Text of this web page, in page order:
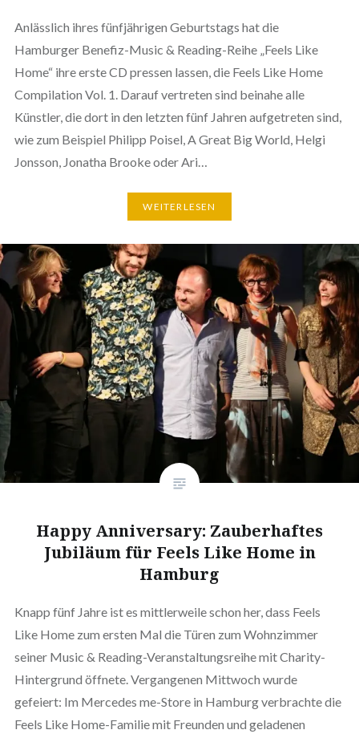
Anlässlich ihres fünfjährigen Geburtstags hat die
Hamburger Benefiz-Music & Reading-Reihe „Feels Like
Home“ ihre erste CD pressen lassen, die Feels Like Home
Compilation Vol. 1. Darauf vertreten sind beinahe alle
Künstler, die dort in den letzten fünf Jahren aufgetreten sind,
wie zum Beispiel Philipp Poisel, A Great Big World, Helgi
Jonsson, Jonatha Brooke oder Ari…
WEITERLESEN
Happy Anniversary: Zauberhaftes
Jubiläum für Feels Like Home in
Hamburg
Knapp fünf Jahre ist es mittlerweile schon her, dass Feels
Like Home zum ersten Mal die Türen zum Wohnzimmer
seiner Music & Reading-Veranstaltungsreihe mit Charity-
Hintergrund öffnete. Vergangenen Mittwoch wurde
gefeiert: Im Mercedes me-Store in Hamburg verbrachte die
Feels Like Home-Familie mit Freunden und geladenen